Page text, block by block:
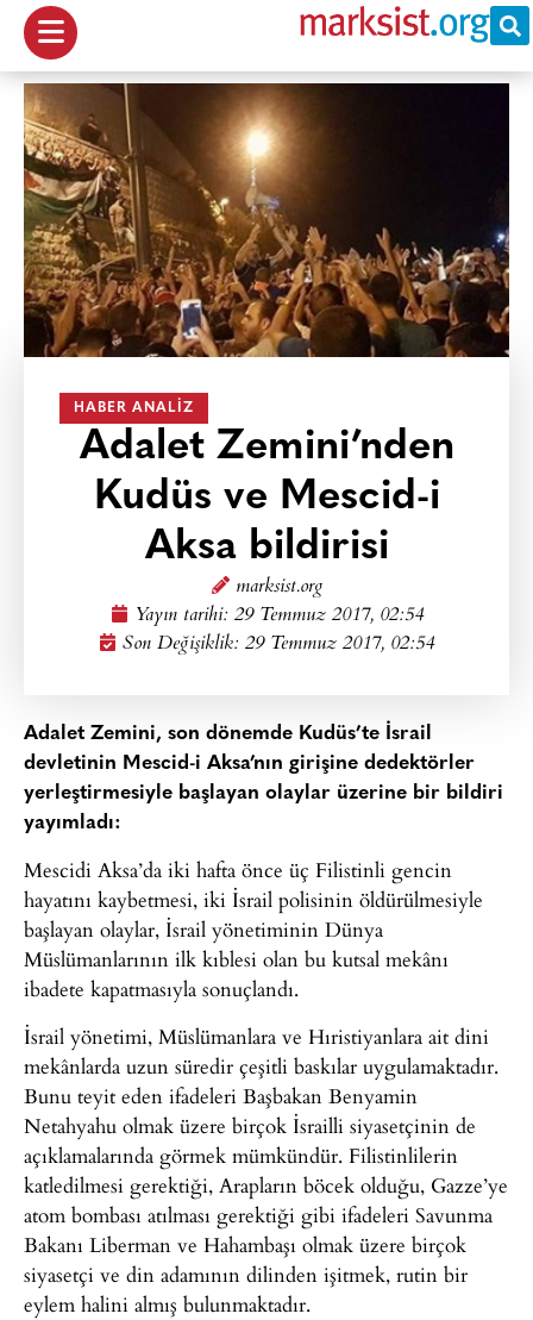
HABER ANALIZ
Adalet Zemini’nden
Kudüs ve Mescid-i
Aksa bildirisi
marksist.org
Yayın tarihi: 29 Temmuz 2017, 02:54
Son Değişiklik: 29 Temmuz 2017, 02:54
Adalet Zemini, son dönemde Kudüs’te İsrail
devletinin Mescid-i Aksa’nın girişine dedektörler
yerleştirmesiyle başlayan olaylar üzerine bir bildiri
yayımladı:
Mescidi Aksa’da iki hafta önce üç Filistinli gencin
hayatını kaybetmesi, iki İsrail polisinin öldürülmesiyle
başlayan olaylar, İsrail yönetiminin Dünya
Müslümanlarının ilk kıblesi olan bu kutsal mekânı
ibadete kapatmasıyla sonuçlandı.
İsrail yönetimi, Müslümanlara ve Hıristiyanlara ait dini
mekânlarda uzun süredir çeşitli baskılar uygulamaktadır.
Bunu teyit eden ifadeleri Başbakan Benyamin
Netahyahu olmak üzere birçok İsrailli siyasetçinin de
açıklamalarında görmek mümkündür. Filistinlilerin
katledilmesi gerektiği, Arapların böcek olduğu, Gazze’ye
atom bombası atılması gerektiği gibi ifadeleri Savunma
Bakanı Liberman ve Hahambaşı olmak üzere birçok
siyasetçi ve din adamının dilinden işitmek, rutin bir
eylem halini almış bulunmaktadır.